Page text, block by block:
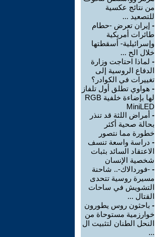
من نتائج عكسية
للتصعيد ...
- إيران تعرض -حطام
طائرات أمريكية
وإسرائيلية- أسقطتها
خلال الح ...
- لماذا احتاجت وزارة
الدفاع الروسية إلى
تغييرات في الكوادر؟
- هواوي تطلق أول تلفاز
لها بإضاءة خلفية RGB
MiniLED
- أمراض اللثة قد تنذر
بحالة صحية أكثر
خطورة مما نتصور
- دراسة واسعة تنسف
الاعتقاد السائد بثبات
شخصية الإنسان
- -فوردالاك-.. شاحنة
مسيرة روسية تتحدى
التشويش في ساحات
القتال ...
- باحثون روس يطورون
خوارزمية مستوحاة من
النحل الطنان لتثبيت ال
...